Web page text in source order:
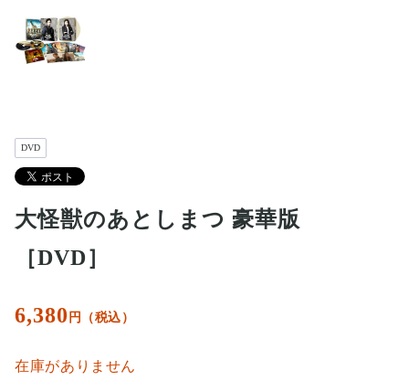
DVD
大怪獣のあとしまつ 豪華版
［DVD］
6,380 円（税込）
在庫がありません